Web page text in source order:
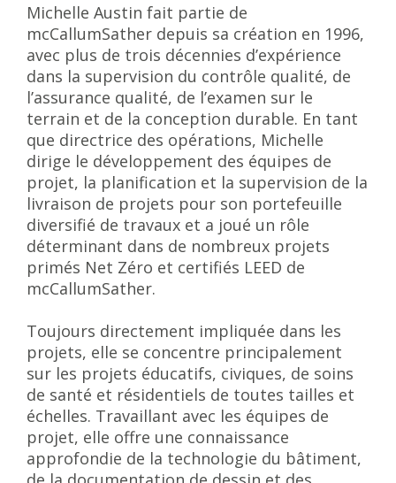
Michelle Austin fait partie de
mcCallumSather depuis sa création en 1996,
avec plus de trois décennies d’expérience
dans la supervision du contrôle qualité, de
l’assurance qualité, de l’examen sur le
terrain et de la conception durable. En tant
que directrice des opérations, Michelle
dirige le développement des équipes de
projet, la planification et la supervision de la
livraison de projets pour son portefeuille
diversifié de travaux et a joué un rôle
déterminant dans de nombreux projets
primés Net Zéro et certifiés LEED de
mcCallumSather.
Toujours directement impliquée dans les
projets, elle se concentre principalement
sur les projets éducatifs, civiques, de soins
de santé et résidentiels de toutes tailles et
échelles. Travaillant avec les équipes de
projet, elle offre une connaissance
approfondie de la technologie du bâtiment,